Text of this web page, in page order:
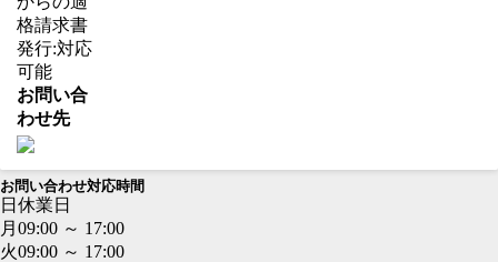
格請求書
発行:対応
可能
お問い合
わせ先
お問い合わせ対応時間
日 休業日
月 09:00 ～ 17:00
火09:00 ～ 17:00